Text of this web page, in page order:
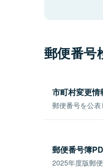
郵便番号
市町村変更情
郵便番号を公表
郵便番号簿
2025年度版郵